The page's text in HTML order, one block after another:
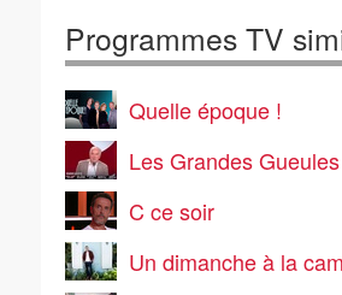
Programmes TV
Quelle époque !
Les Grandes Gueules
C ce soir
Un dimanche à la